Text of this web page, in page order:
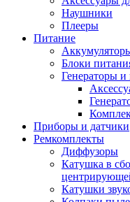
Наушники
Плееры
Питание
Блоки
Генераторы
Приборы и датчики
Ремкомплекты
Диффузоры
Катушка в
Катушки